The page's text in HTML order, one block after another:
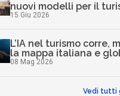
nuovi modelli per il
15 Giu 2026
L’IA nel turismo corre,
la mappa italiana e
08 Mag 2026
Vedi tutti